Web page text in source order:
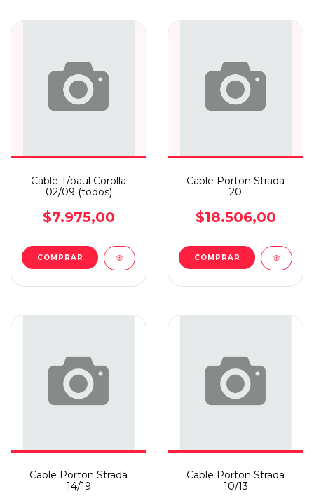
Cable T/baul Corolla
02/09 (todos)
$7.975,00
Cable Porton Strada
20
$18.506,00
Cable Porton Strada
14/19
Cable Porton Strada
10/13